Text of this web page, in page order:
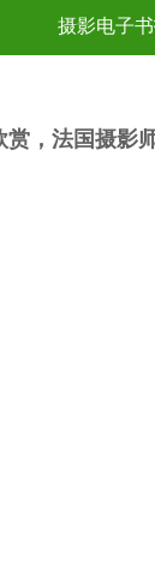
摄影电子
赏，法国摄